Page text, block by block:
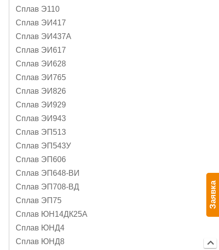
Сплав Э110
Сплав ЭИ417
Сплав ЭИ437А
Сплав ЭИ617
Сплав ЭИ628
Сплав ЭИ765
Сплав ЭИ826
Сплав ЭИ929
Сплав ЭИ943
Сплав ЭП513
Сплав ЭП543У
Сплав ЭП606
Сплав ЭП648-ВИ
Сплав ЭП708-ВД
Сплав ЭП75
Сплав ЮН14ДК25А
Сплав ЮНД4
Сплав ЮНД8
Заявка